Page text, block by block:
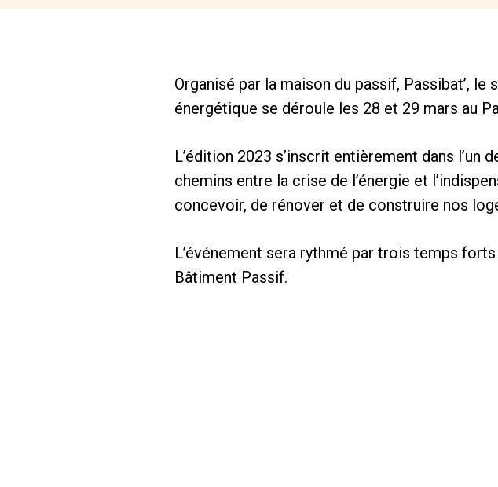
Organisé par la maison du passif, Passibat’,
énergétique se déroule les 28 et 29 mars au
L’édition 2023 s’inscrit entièrement dans
chemins entre la crise de l’énergie et
concevoir, de rénover et de construire nos
L’événement sera rythmé par trois temps
Bâtiment Passif.